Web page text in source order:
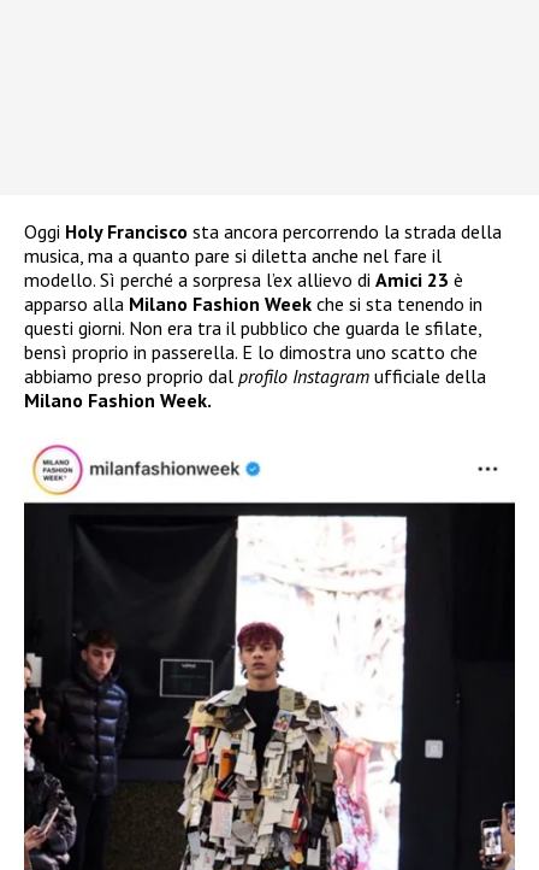
Oggi Holy Francisco sta ancora percorrendo la strada della
musica, ma a quanto pare si diletta anche nel fare il
modello. Sì perché a sorpresa l’ex allievo di Amici 23 è
apparso alla Milano Fashion Week che si sta tenendo in
questi giorni. Non era tra il pubblico che guarda le sfilate,
bensì proprio in passerella. E lo dimostra uno scatto che
abbiamo preso proprio dal profilo Instagram ufficiale della
Milano Fashion Week.